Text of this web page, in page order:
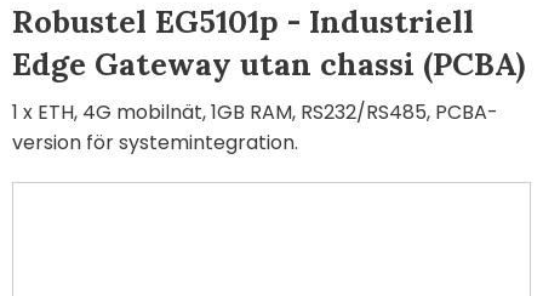
Robustel EG5101p - Industriell
Edge Gateway utan chassi (PCBA)
1 x ETH, 4G mobilnät, 1GB RAM, RS232/RS485, PCBA-
version för systemintegration.